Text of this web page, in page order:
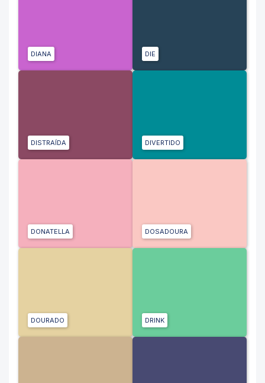
DIANA DIE
DISTRAÍDA DIVERTIDO
DONATELLA DOSADOURA
DOURADO DRINK